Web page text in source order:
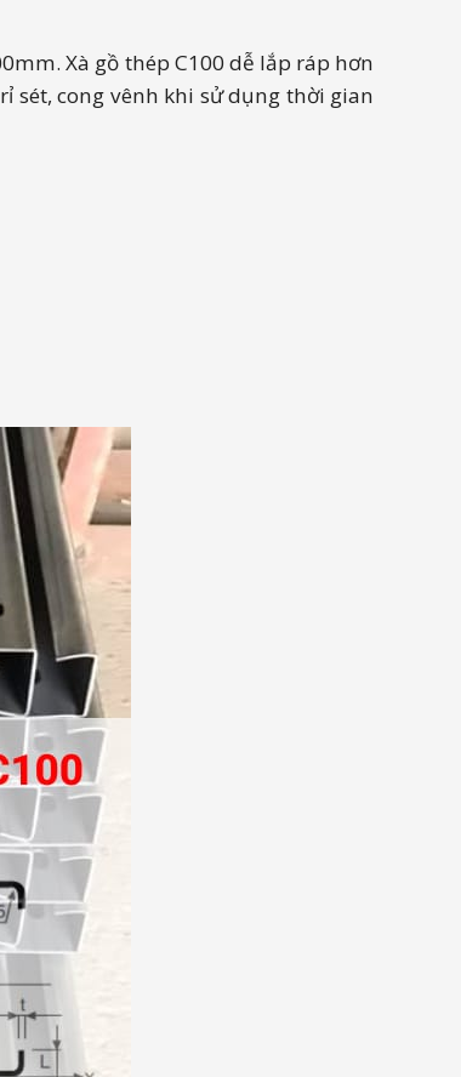
Xà gồ thép C100 dễ lắp ráp hơn
sét, cong vênh khi sử dụng thời gian